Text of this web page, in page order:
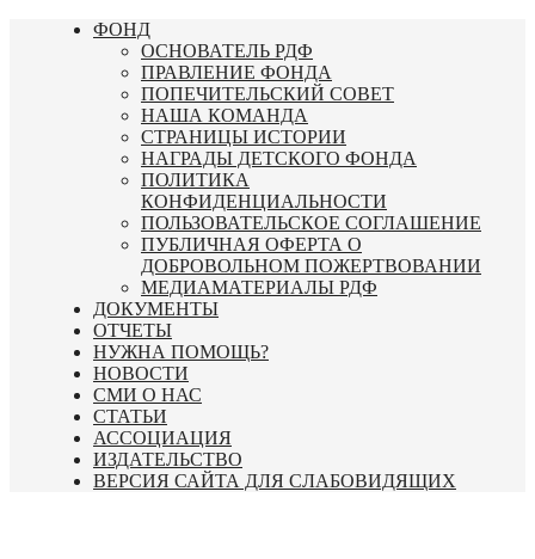
Перейти
ФОНД
ОСНОВАТЕЛЬ РДФ
ПРАВЛЕНИЕ ФОНДА
ПОПЕЧИТЕЛЬСКИЙ СОВЕТ
НАША КОМАНДА
СТРАНИЦЫ ИСТОРИИ
НАГРАДЫ ДЕТСКОГО ФОНДА
ПОЛИТИКА
КОНФИДЕНЦИАЛЬНОСТИ
ПОЛЬЗОВАТЕЛЬСКОЕ СОГЛАШЕНИЕ
ПУБЛИЧНАЯ ОФЕРТА О
ДОБРОВОЛЬНОМ ПОЖЕРТВОВАНИИ
МЕДИАМАТЕРИАЛЫ РДФ
ДОКУМЕНТЫ
ОТЧЕТЫ
НУЖНА ПОМОЩЬ?
НОВОСТИ
СМИ О НАС
СТАТЬИ
АССОЦИАЦИЯ
ИЗДАТЕЛЬСТВО
ВЕРСИЯ САЙТА ДЛЯ СЛАБОВИДЯЩИХ